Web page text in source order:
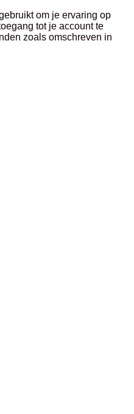
om je ervaring op
tot je account te
zoals omschreven in